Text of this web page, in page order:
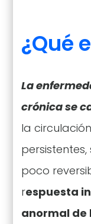
¿Qué
La
crónica se
la
poco
respuesta
anormal de